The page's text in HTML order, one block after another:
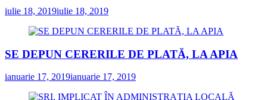
iulie 18, 2019iulie 18, 2019
SE DEPUN CERERILE DE PLATĂ, LA APIA
ianuarie 17, 2019ianuarie 17, 2019